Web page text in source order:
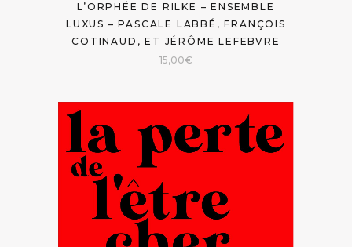
L’ORPHÉE DE RILKE – ENSEMBLE
LUXUS – PASCALE LABBÉ, FRANÇOIS
COTINAUD, ET JÉRÔME LEFEBVRE
15,00€